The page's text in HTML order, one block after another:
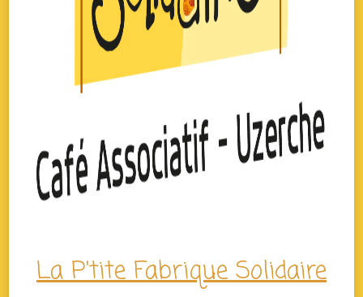
La P'tite Fabrique Solidaire